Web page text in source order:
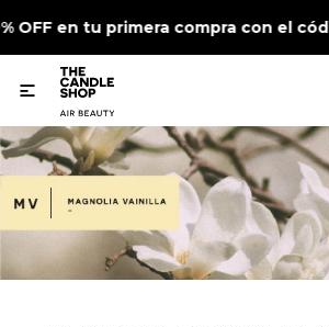
en tu primera compra con el
